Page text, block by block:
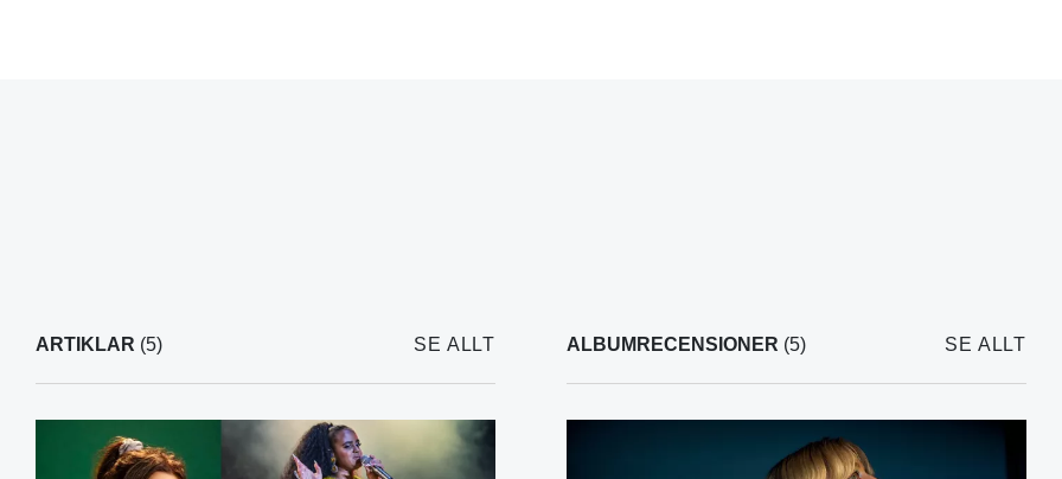
ARTIKLAR (5) SE ALLT ALBUMRECENSIONER (5) SE ALLT